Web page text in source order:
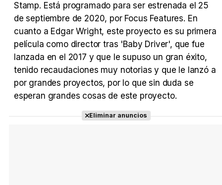
Stamp. Está programado para ser estrenada el 25
de septiembre de 2020, por Focus Features. En
cuanto a Edgar Wright, este proyecto es su primera
película como director tras 'Baby Driver', que fue
lanzada en el 2017 y que le supuso un gran éxito,
tenido recaudaciones muy notorias y que le lanzó a
por grandes proyectos, por lo que sin duda se
esperan grandes cosas de este proyecto.
Eliminar anuncios